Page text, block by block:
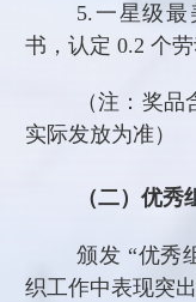
5.一星级最
书，认定 0.2 个劳
（注：奖
实际发放为准）
（二）优秀
颁发 “优秀
织工作中表现突